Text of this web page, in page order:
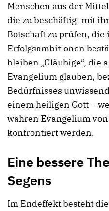
Menschen aus der
die zu beschäftigt mit
Botschaft zu prüfen,
Erfolgsambitionen
bleiben „Gläubige“, die
Evangelium glauben,
Bedürfnisses
einem heiligen Gott –
wahren Evangelium
konfrontiert werden.
Eine bessere
Segens
Im Endeffekt besteht